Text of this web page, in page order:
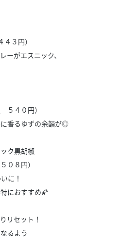
３円）
ーがエスニック、
５４０円）
香るゆずの余韻が◎
ック黒胡椒
０８円）
に！
におすすめ🌠
リセット！
るよう